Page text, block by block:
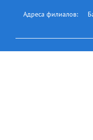
Адреса филиалов: